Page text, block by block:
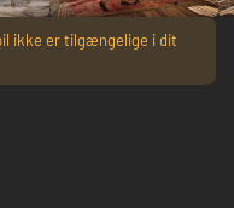
ikke er tilgængelige i dit